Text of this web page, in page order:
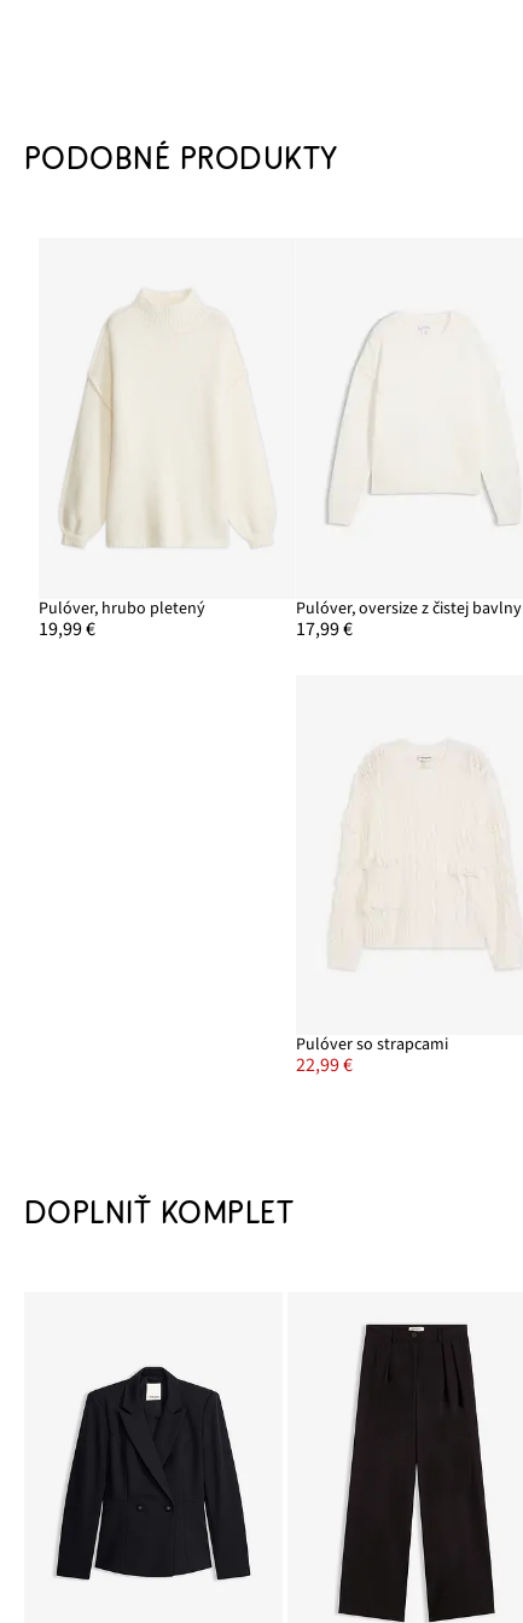
PODOBNÉ PRODUKTY
Pulóver, hrubo pletený
19,99 €
Pulóver, oversize z čistej bavlny
17,99 €
Pulóver so strapcami
22,99 €
DOPLNIŤ KOMPLET